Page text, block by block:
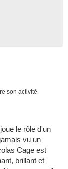
son activité
le rôle d'un
vu un
Cage est
brillant et